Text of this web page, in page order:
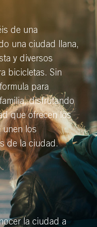
de una
una ciudad llana,
y diversos
bicicletas. Sin
para
disfrutando
que ofrecen los
unen los
de la ciudad.
la ciudad a